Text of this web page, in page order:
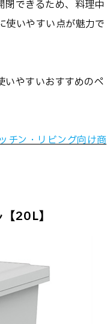
閉できるため、料理中
使いやすい点が魅力で
いやすいおすすめのペ
チン・リビング向け商
20L】